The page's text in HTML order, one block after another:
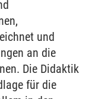
und
an die
Die Didaktik
für die